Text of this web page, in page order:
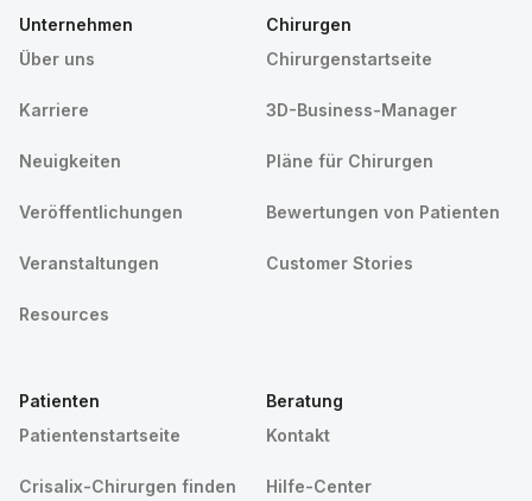
Unternehmen
Über uns
Karriere
Neuigkeiten
Veröffentlichungen
Veranstaltungen
Resources
Chirurgen
Chirurgenstartseite
3D-Business-Manager
Pläne für Chirurgen
Bewertungen von Patienten
Customer Stories
Patienten
Patientenstartseite
Crisalix-Chirurgen finden
Beratung
Kontakt
Hilfe-Center